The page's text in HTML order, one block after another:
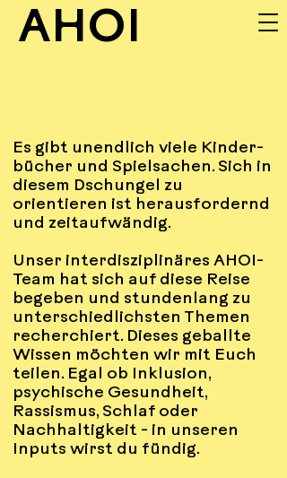
AHOI
INPUTS
Es gibt unendlich viele Kinder-
bücher und Spielsachen. Sich in
diesem Dschungel zu
orientieren ist herausfordernd
und zeitaufwändig.
Unser interdisziplinäres AHOI-
Team hat sich auf diese Reise
begeben und stundenlang zu
unterschiedlichsten Themen
recherchiert. Dieses geballte
Wissen möchten wir mit Euch
teilen. Egal ob Inklusion,
psychische Gesundheit,
Rassismus, Schlaf oder
Nachhaltigkeit - in unseren
Inputs wirst du fündig.